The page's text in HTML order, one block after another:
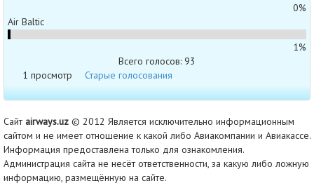
0%
Air Baltic
1%
Всего голосов: 93
1 просмотр
Старые голосования
Сайтairways.uz © 2012 Является исключительно информационным
сайтом и не имеет отношение к какой либо Авиакомпании и Авиакассе.
Информация предоставлена только для ознакомления.
Администрация сайта не несёт ответственности, за какую либо ложную
информацию, размещённую на сайте.